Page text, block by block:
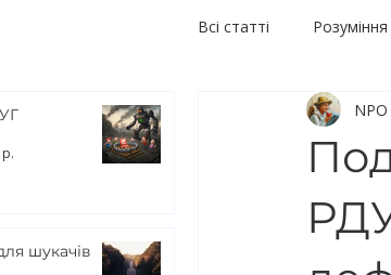
шукачів
Всі статті
Дослідження